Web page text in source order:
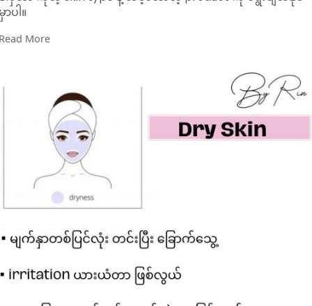
ာပါ။
နဲ့ တူတူ ပုံလေးတွေနဲ့ ကိုယ့်ရဲ့ skintype ကို အလွယ်တကူ ခွဲကြ
More